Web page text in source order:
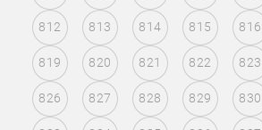
812 813 814 815 816
819 820 821 822 823
826 827 828 829 830